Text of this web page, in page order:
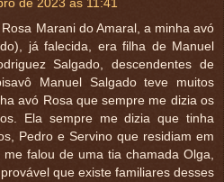
Marani do Amaral, a minha avó
já falecida, era filha de Manuel
Salgado, descendentes de
Manuel Salgado teve muitos
avó Rosa que sempre me dizia os
Ela sempre me dizia que tinha
Pedro e Servino que residiam em
me falou de uma tia chamada Olga,
que existe familiares desses